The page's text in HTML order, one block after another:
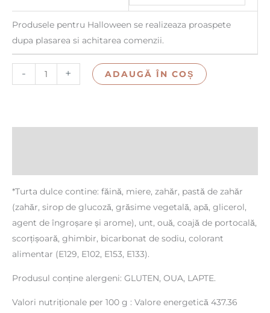
Produsele pentru Halloween se realizeaza proaspete
dupa plasarea si achitarea comenzii.
- + ADAUGĂ ÎN COȘ
*Turta dulce contine: făină, miere, zahăr, pastă de zahăr
(zahăr, sirop de glucoză, grăsime vegetală, apă, glicerol,
agent de îngroșare și arome), unt, ouă, coajă de portocală,
scorțișoară, ghimbir, bicarbonat de sodiu, colorant
alimentar (E129, E102, E153, E133).
Produsul conține alergeni: GLUTEN, OUA, LAPTE.
Valori nutriționale per 100 g : Valore energetică 437.36